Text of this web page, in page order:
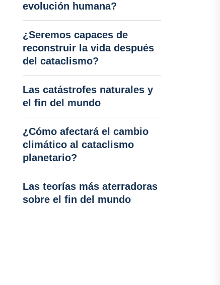
evolución humana?
¿Seremos capaces de
reconstruir la vida después
del cataclismo?
Las catástrofes naturales y
el fin del mundo
¿Cómo afectará el cambio
climático al cataclismo
planetario?
Las teorías más aterradoras
sobre el fin del mundo